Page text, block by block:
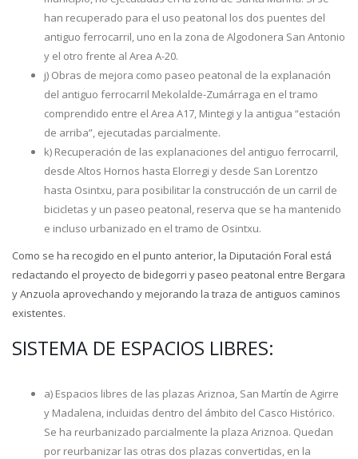
han recuperado para el uso peatonal los dos puentes del
antiguo ferrocarril, uno en la zona de Algodonera San Antonio
y el otro frente al Area A-20.
j) Obras de mejora como paseo peatonal de la explanación
del antiguo ferrocarril Mekolalde-Zumárraga en el tramo
comprendido entre el Area A17, Mintegi y la antigua “estación
de arriba”, ejecutadas parcialmente.
k) Recuperación de las explanaciones del antiguo ferrocarril,
desde Altos Hornos hasta Elorregi y desde San Lorentzo
hasta Osintxu, para posibilitar la construcción de un carril de
bicicletas y un paseo peatonal, reserva que se ha mantenido
e incluso urbanizado en el tramo de Osintxu.
Como se ha recogido en el punto anterior, la Diputación Foral está
redactando el proyecto de bidegorri y paseo peatonal entre Bergara
y Anzuola aprovechando y mejorando la traza de antiguos caminos
existentes.
SISTEMA DE ESPACIOS LIBRES:
a) Espacios libres de las plazas Ariznoa, San Martín de Agirre
y Madalena, incluidas dentro del ámbito del Casco Histórico.
Se ha reurbanizado parcialmente la plaza Ariznoa. Quedan
por reurbanizar las otras dos plazas convertidas, en la